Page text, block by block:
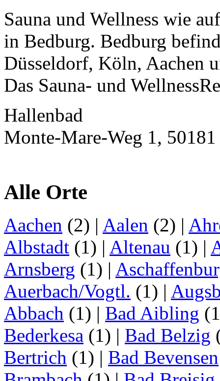
Sauna und Wellness wie
in Bedburg. Bedburg
Düsseldorf, Köln, Aachen
Das Sauna- und
Hallenbad
Monte-Mare-Weg 1,
Alle Orte
Aachen (2) | Aalen (2) |
Albstadt (1) | Altenau (1) |
Arnsberg (1) |
Auerbach/Vogtl. (1) |
Abbach (1) | Bad Aibling
Bederkesa (1) | Bad Belzig
Bertrich (1) | Bad Bevensen